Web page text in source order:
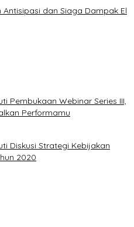
dan Siaga Dampak El
Pembukaan Webinar Series III,
Performamu
Diskusi Strategi Kebijakan
2020